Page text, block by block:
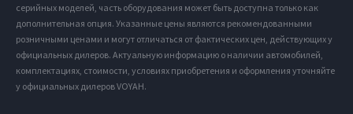
серийных моделей, часть оборудования может быть доступна только как
дополнительная опция. Указанные цены являются рекомендованными
розничными ценами и могут отличаться от фактических цен, действующих у
официальных дилеров. Актуальную информацию о наличии автомобилей,
комплектациях, стоимости, условиях приобретения и оформления уточняйте
у официальных дилеров VOYAH.